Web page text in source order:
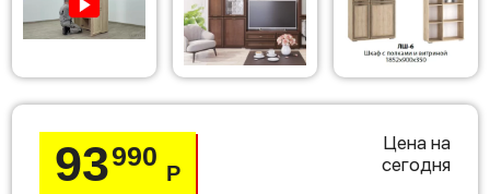
93990
Р
Цена на
сегодня